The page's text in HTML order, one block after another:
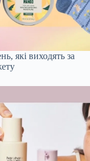
які виходять за